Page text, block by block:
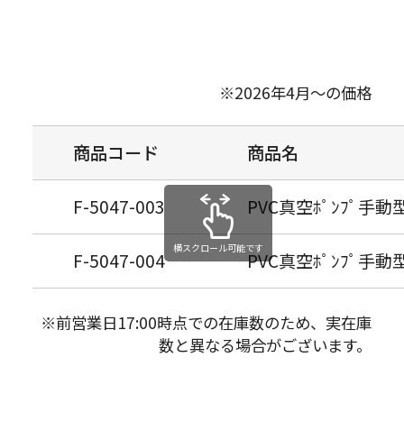
※2026年4月～の価格
商品コード 商品名
F-5047-003 PVC真空ﾎﾟﾝﾌﾟ手動
F-5047-004 PVC真空ﾎﾟﾝﾌﾟ手動
横スクロール可能です
※前営業日17:00時点での在庫数のため、実在庫
数と異なる場合がございます。